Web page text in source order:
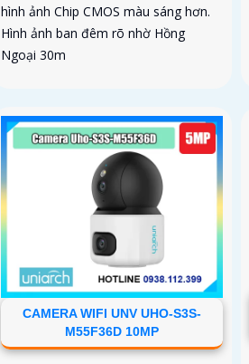
hình ảnh Chip CMOS màu sáng hơn.
Hình ảnh ban đêm rõ nhờ Hồng
Ngoại 30m
CAMERA WIFI UNV UHO-S3S-
M55F36D 10MP